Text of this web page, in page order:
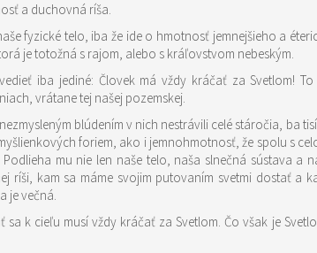
a duchovná ríša.
fyzické telo, iba že ide o hmotnosť jemnejšieho a
je totožná s rajom, alebo s kráľovstvom nebeským.
iba jediné: Človek má vždy kráčať za Svetlom!
vrátane tej našej pozemskej.
blúdením v nich nestrávili celé stáročia, ba
foriem, ako i jemnohmotnosť, že spolu s
mu nie len naše telo, naša slnečná sústava a
ríši, kam sa máme svojim putovaním svetmi dostať a
je večná.
k cieľu musí vždy kráčať za Svetlom. Čo však je